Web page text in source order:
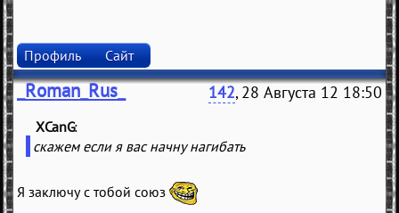
Профиль Сайт
_Roman_Rus_ 142, 28 Августа 12 18:50
XCanG
скажем если я вас начну нагибать
Я заключу с тобой союз